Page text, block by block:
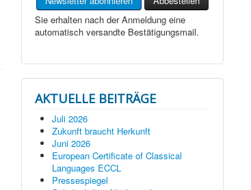
Sie erhalten nach der Anmeldung eine
automatisch versandte Bestätigungsmail.
AKTUELLE BEITRÄGE
Juli 2026
Zukunft braucht Herkunft
Juni 2026
European Certificate of Classical
Languages ECCL
Pressespiegel